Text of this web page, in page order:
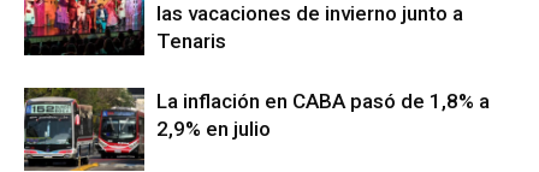
las vacaciones de invierno junto a
Tenaris
La inflación en CABA pasó de 1,8% a
2,9% en julio